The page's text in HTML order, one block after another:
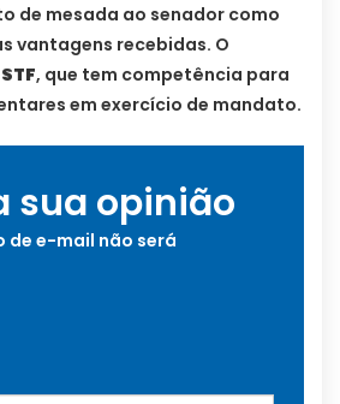
de mesada ao senador como
vantagens recebidas. O
STF, que tem competência para
em exercício de mandato.
sua opinião
de e-mail não será